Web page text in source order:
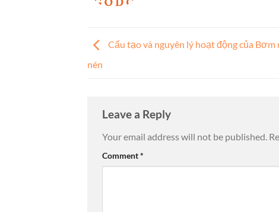
Cấu tạo và nguyên lý hoạt động của Bơm
nén
Leave a Reply
Your email address will not be published.
Comment*